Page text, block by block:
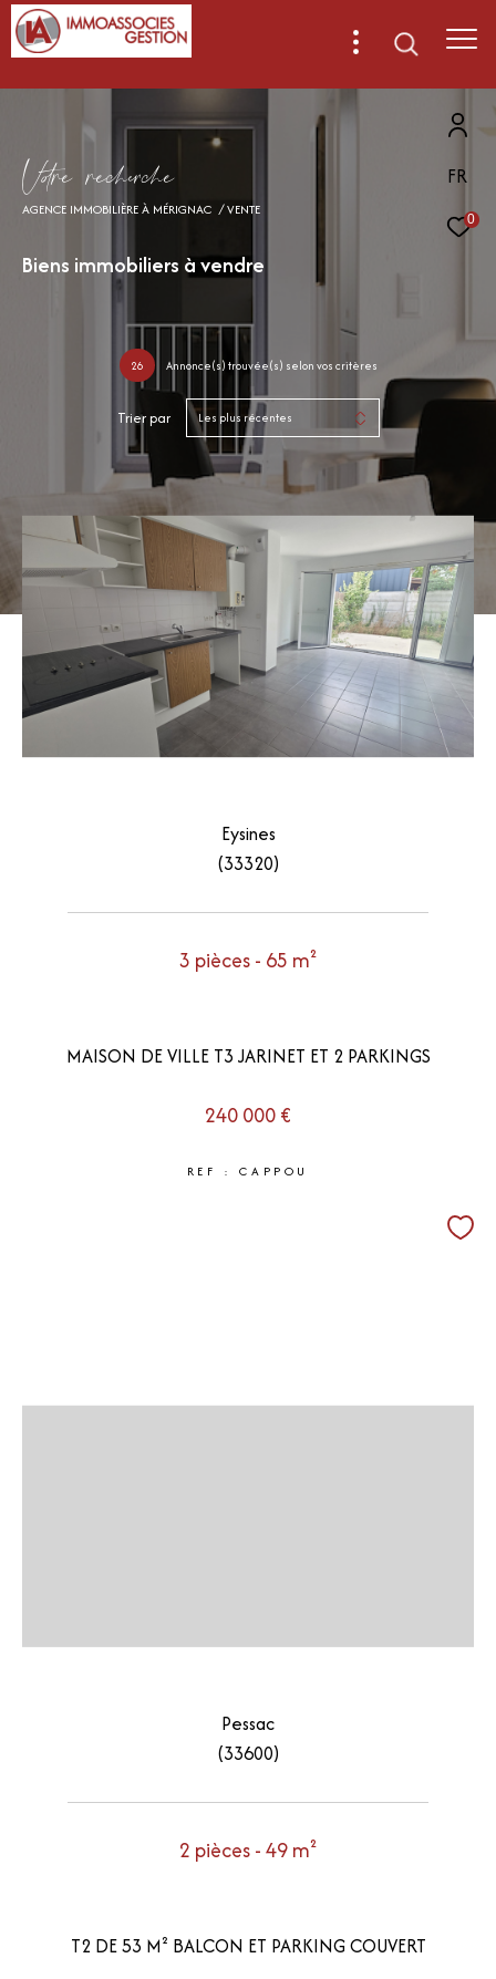
FR
0
Vore recece
AGENCE IMMOBILIÈRE À MÉRIGNAC VENTE
Biens immobiliers à vendre
26 Annonce(s) trouvée(s) selon vos critères
Trier par Les plus récentes
Eysines
(33320)
3 pièces - 65 m²
MAISON DE VILLE T3 JARINET ET 2 PARKINGS
240 000 €
REF : CAPPOU
Pessac
(33600)
2 pièces - 49 m²
T2 DE 53 M² BALCON ET PARKING COUVERT